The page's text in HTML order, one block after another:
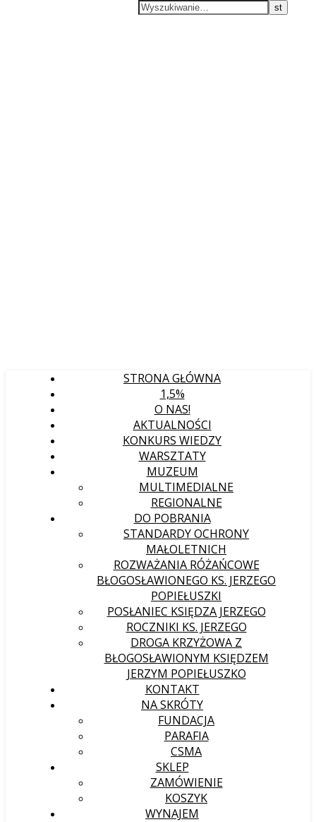
STRONA GŁÓWNA
1,5%
O NAS!
AKTUALNOŚCI
KONKURS WIEDZY
WARSZTATY
MUZEUM
MULTIMEDIALNE
REGIONALNE
DO POBRANIA
STANDARDY OCHRONY
MAŁOLETNICH
ROZWAŻANIA RÓŻAŃCOWE
BŁOGOSŁAWIONEGO KS. JERZEGO
POPIEŁUSZKI
POSŁANIEC KSIĘDZA JERZEGO
ROCZNIKI KS. JERZEGO
DROGA KRZYŻOWA Z
BŁOGOSŁAWIONYM KSIĘDZEM
JERZYM POPIEŁUSZKO
KONTAKT
NA SKRÓTY
FUNDACJA
PARAFIA
CSMA
SKLEP
ZAMÓWIENIE
KOSZYK
WYNAJEM